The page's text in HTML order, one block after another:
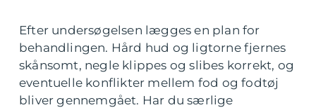
Efter undersøgelsen lægges en plan for
behandlingen. Hård hud og ligtorne fjernes
skånsomt, negle klippes og slibes korrekt, og
eventuelle konflikter mellem fod og fodtøj
bliver gennemgået. Har du særlige